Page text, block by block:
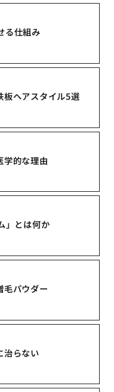
る仕組み
板ヘアスタイル5選
学的な理由
」とは何か
毛パウダー
治らない